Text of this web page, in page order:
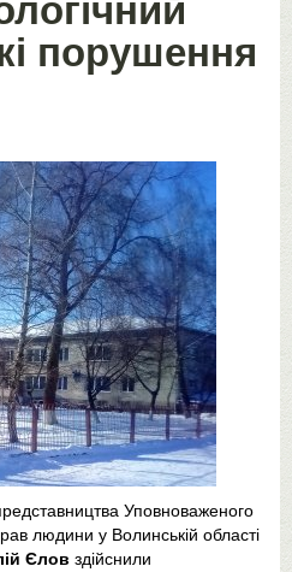
порушення
Уповноваженого
людини у Волинській області
Єлов здійснили